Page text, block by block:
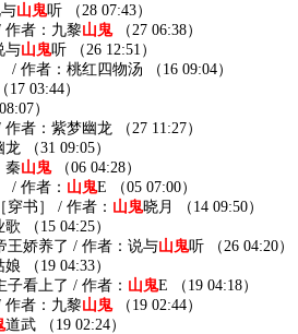
山鬼听 （28 07:43）
作者：九黎山鬼（27 06:38）
与山鬼听 （26 12:51）
/ 作者：桃红四物汤 （16 09:04）
03:44）
）
者：紫梦幽龙 （27 11:27）
（31 09:05）
秦山鬼（06 04:28）
/ 作者： 山鬼E （05 07:00）
书］ / 作者： 山鬼晓月 （14 09:50）
（15 04:25）
王娇养了 / 作者：说与山鬼听 （26 04:20）
（19 04:33）
看上了 / 作者： 山鬼E （19 04:18）
作者：九黎山鬼（19 02:44）
道武 （19 02:24）